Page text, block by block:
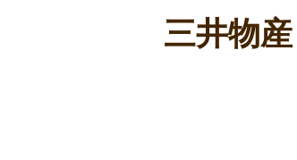
三井物産